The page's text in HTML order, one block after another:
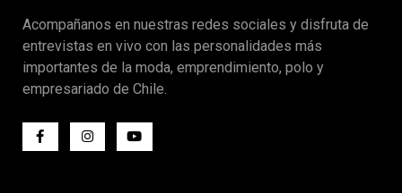
Acompañanos en nuestras redes sociales y disfruta de
entrevistas en vivo con las personalidades más
importantes de la moda, emprendimiento, polo y
empresariado de Chile.